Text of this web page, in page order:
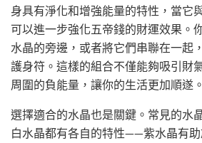
身具有淨化和增強能量的特性，當它
可以進一步強化五帝錢的財運效果。
水晶的旁邊，或者將它們串聯在一起
護身符。這樣的組合不僅能夠吸引財
周圍的負能量，讓你的生活更加順遂。
選擇適合的水晶也是關鍵。常見的水
白水晶都有各自的特性——紫水晶有助